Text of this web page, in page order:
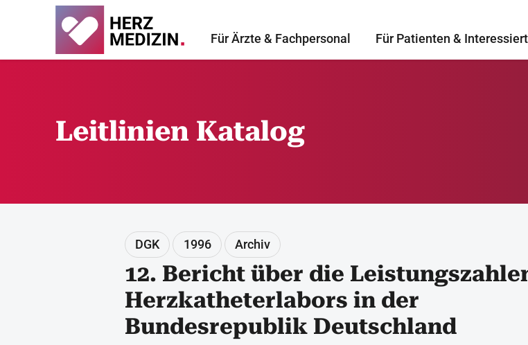
Für Ärzte & Fachpersonal Für Patienten &
Leitlinien Katalog
DGK 1996 Archiv
12. Bericht über die
Herzkatheterlabors in der
Bundesrepublik Deutschland